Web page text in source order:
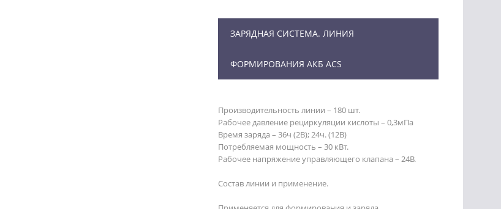
ЗАРЯДНАЯ СИСТЕМА. ЛИНИЯ
ФОРМИРОВАНИЯ АКБ ACS
Производительность линии – 180 шт.
Рабочее давление рециркуляции кислоты – 0,3мПа
Время заряда – 36ч (2В); 24ч. (12В)
Потребляемая мощность – 30 кВт.
Рабочее напряжение управляющего клапана – 24В.
Состав линии и применение.